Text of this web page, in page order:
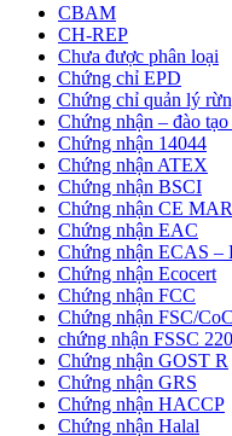
CBAM
CH-REP
Chưa được phân loại
Chứng chỉ EPD
Chứng chỉ quản lý
Chứng nhận – đào
Chứng nhận 14044
Chứng nhận ATEX
Chứng nhận BSCI
Chứng nhận CE
Chứng nhận EAC
Chứng nhận ECAS
Chứng nhận Ecocert
Chứng nhận FCC
Chứng nhận FSC/
chứng nhận FSSC
Chứng nhận GOST R
Chứng nhận GRS
Chứng nhận HACCP
Chứng nhận Halal